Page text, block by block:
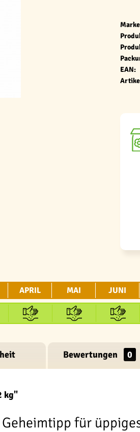
EAN:
APRIL MAI JUNI
Bewertungen 0
kg"
für